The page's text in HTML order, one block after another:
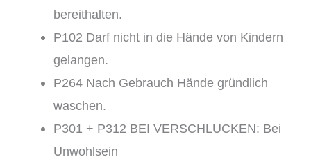
bereithalten.
P102 Darf nicht in die Hände von Kindern
gelangen.
P264 Nach Gebrauch Hände gründlich
waschen.
P301 + P312 BEI VERSCHLUCKEN: Bei
Unwohlsein